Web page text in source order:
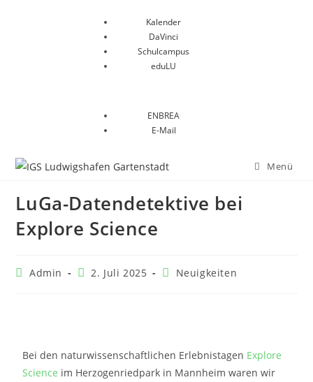
Kalender
DaVinci
Schulcampus
eduLU
ENBREA
E-Mail
Menü
LuGa-Datendetektive bei
Explore Science
Admin 2. Juli 2025 Neuigkeiten
Bei den naturwissenschaftlichen Erlebnistagen Explore
Science im Herzogenriedpark in Mannheim waren wir